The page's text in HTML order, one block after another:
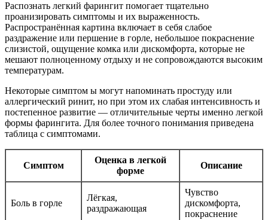
Распознать легкий фарингит помогает тщательно
проанизировать симптомы и их выраженность.
Распространённая картина включает в себя слабое
раздражение или першение в горле, небольшое покраснение
слизистой, ощущение комка или дискомфорта, которые не
мешают полноценному отдыху и не сопровождаются высоким
температурам.
Некоторые симптом ы могут напоминать простуду или
аллергический ринит, но при этом их слабая интенсивность и
постепенное развитие — отличительные черты именно легкой
формы фарингита. Для более точного понимания приведена
таблица с симптомами.
Симптом
Оценка в легкой
форме
Описание
Боль в горле
Лёгкая,
раздражающая
Чувство
дискомфорта,
покраснение